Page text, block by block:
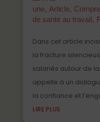
une Article
de santé au travail
Dans cet article
la fracture
salariés autour de
appelle à un
la confiance et
LIRE PLUS